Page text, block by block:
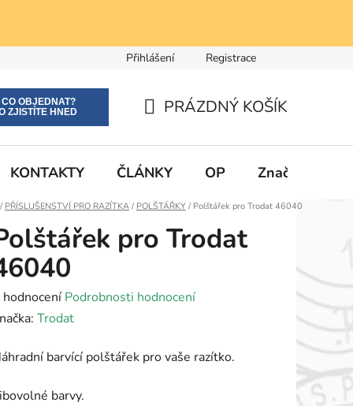
Přihlášení Registrace
KOŠÍK
PRÁZDNÝ KOŠÍK
KONTAKTY ČLÁNKY OP Značky
Domů
/ PŘÍSLUŠENSTVÍ PRO RAZÍTKA / POLŠTÁŘKY / Polštářek pro Trodat 46040
pro Trodat
hodnocení Podrobnosti hodnocení
Trodat
barvící polštářek pro vaše razítko.
barvy.
CO OBJEDNAT?
ZJISTÍTE HNED